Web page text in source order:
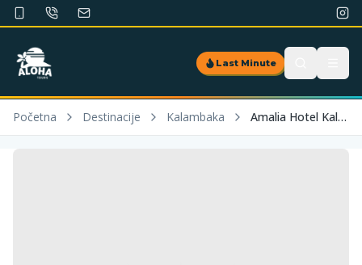
Last Minute
Početna Destinacije Kalambaka Amalia Hotel Kalambaka